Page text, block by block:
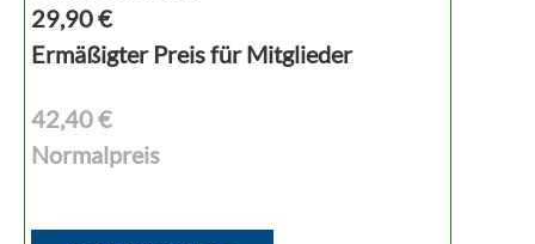
29,90€
Ermäßigter Preis für Mitglieder
42,40 €
Normalpreis